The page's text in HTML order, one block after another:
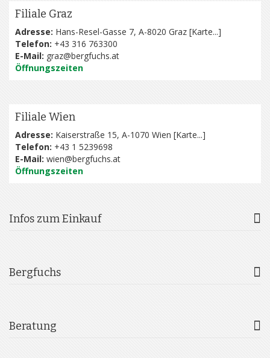
Filiale Graz
Adresse: Hans-Resel-Gasse 7, A-8020 Graz [Karte...]
Telefon: +43 316 763300
E-Mail: graz@bergfuchs.at
Öffnungszeiten
Filiale Wien
Adresse: Kaiserstraße 15, A-1070 Wien [Karte...]
Telefon: +43 1 5239698
E-Mail: wien@bergfuchs.at
Öffnungszeiten
Infos zum Einkauf
Bergfuchs
Beratung